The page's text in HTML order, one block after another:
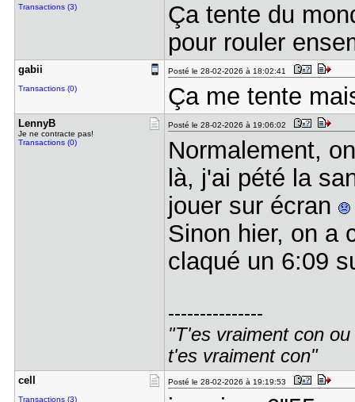
Transactions (3)
Ça tente du
pour rouler
gabii
Transactions (0)
Posté le 28-02-2026 à 18:02:41
Ça me tente
LennyB
Je ne contracte pas!
Transactions (0)
Posté le 28-02-2026 à 19:06:02
Normalement,
là, j'ai pété la
jouer sur écran
Sinon hier, on a
claqué un 6:09
---------------
"T'es vraiment con
t'es vraiment con"
cell
Transactions (3)
Posté le 28-02-2026 à 19:19:53